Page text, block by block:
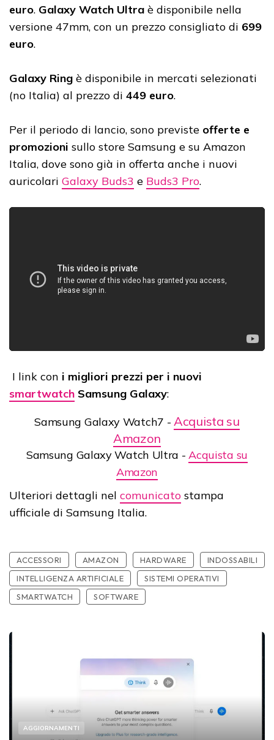
euro. Galaxy Watch Ultra è disponibile nella
versione 47mm, con un prezzo consigliato di 699
euro.
Galaxy Ring è disponibile in mercati selezionati
(no Italia) al prezzo di 449 euro.
Per il periodo di lancio, sono previste offerte e
promozioni sullo store Samsung e su Amazon
Italia, dove sono già in offerta anche i nuovi
auricolari Galaxy Buds3 e Buds3 Pro.
I link con i migliori prezzi per i nuovi
smartwatch Samsung Galaxy:
Samsung Galaxy Watch7 - Acquista su
Amazon
Samsung Galaxy Watch Ultra - Acquista su
Amazon
Ulteriori dettagli nel comunicato stampa
ufficiale di Samsung Italia.
ACCESSORI AMAZON HARDWARE
INDOSSABILI
INTELLIGENZA ARTIFICIALE
SISTEMI OPERATIVI
SMARTWATCH
SOFTWARE
AGGIORNAMENTI